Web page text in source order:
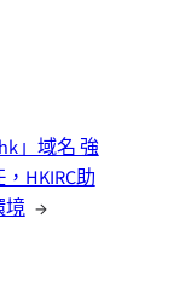
」域名 強
HKIRC助
境 →